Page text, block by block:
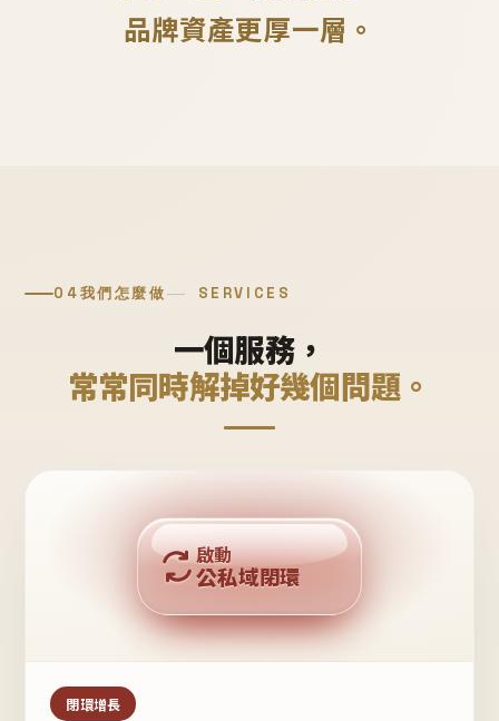
品牌資產更厚一層。
04我們怎麼做 SERVICES
一個服務，
常常同時解掉好幾個問題。
公域流量
私域鐵粉
回購複利
啟動
公私域閉環
閉環增長